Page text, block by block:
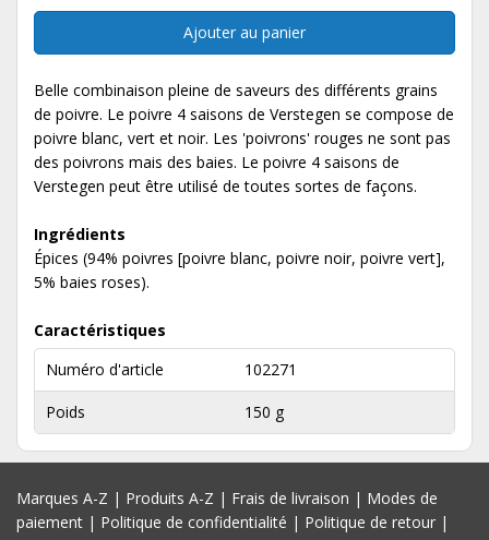
Ajouter au panier
Belle combinaison pleine de saveurs des différents grains
de poivre. Le poivre 4 saisons de Verstegen se compose de
poivre blanc, vert et noir. Les 'poivrons' rouges ne sont pas
des poivrons mais des baies. Le poivre 4 saisons de
Verstegen peut être utilisé de toutes sortes de façons.
Ingrédients
Épices (94% poivres [poivre blanc, poivre noir, poivre vert],
5% baies roses).
Caractéristiques
Numéro d'article
102271
Poids 150 g
Marques A-Z | Produits A-Z | Frais de livraison | Modes de
paiement | Politique de confidentialité | Politique de retour |